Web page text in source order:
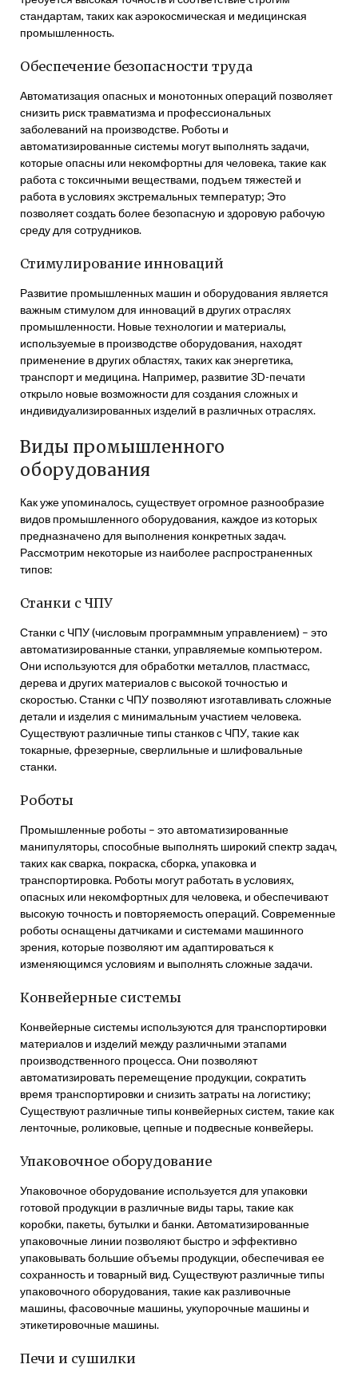
стандартам, таких как аэрокосмическая и медицинская
промышленность.
Обеспечение безопасности труда
Автоматизация опасных и монотонных операций позволяет
снизить риск травматизма и профессиональных
заболеваний на производстве. Роботы и
автоматизированные системы могут выполнять задачи,
которые опасны или некомфортны для человека, такие как
работа с токсичными веществами, подъем тяжестей и
работа в условиях экстремальных температур; Это
позволяет создать более безопасную и здоровую рабочую
среду для сотрудников.
Стимулирование инноваций
Развитие промышленных машин и оборудования является
важным стимулом для инноваций в других отраслях
промышленности. Новые технологии и материалы,
используемые в производстве оборудования, находят
применение в других областях, таких как энергетика,
транспорт и медицина. Например, развитие 3D-печати
открыло новые возможности для создания сложных и
индивидуализированных изделий в различных отраслях.
Виды промышленного
оборудования
Как уже упоминалось, существует огромное разнообразие
видов промышленного оборудования, каждое из которых
предназначено для выполнения конкретных задач.
Рассмотрим некоторые из наиболее распространенных
типов:
Станки с ЧПУ
Станки с ЧПУ (числовым программным управлением) – это
автоматизированные станки, управляемые компьютером.
Они используются для обработки металлов, пластмасс,
дерева и других материалов с высокой точностью и
скоростью. Станки с ЧПУ позволяют изготавливать сложные
детали и изделия с минимальным участием человека.
Существуют различные типы станков с ЧПУ, такие как
токарные, фрезерные, сверлильные и шлифовальные
станки.
Роботы
Промышленные роботы – это автоматизированные
манипуляторы, способные выполнять широкий спектр задач,
таких как сварка, покраска, сборка, упаковка и
транспортировка. Роботы могут работать в условиях,
опасных или некомфортных для человека, и обеспечивают
высокую точность и повторяемость операций. Современные
роботы оснащены датчиками и системами машинного
зрения, которые позволяют им адаптироваться к
изменяющимся условиям и выполнять сложные задачи.
Конвейерные системы
Конвейерные системы используются для транспортировки
материалов и изделий между различными этапами
производственного процесса. Они позволяют
автоматизировать перемещение продукции, сократить
время транспортировки и снизить затраты на логистику;
Существуют различные типы конвейерных систем, такие как
ленточные, роликовые, цепные и подвесные конвейеры.
Упаковочное оборудование
Упаковочное оборудование используется для упаковки
готовой продукции в различные виды тары, такие как
коробки, пакеты, бутылки и банки. Автоматизированные
упаковочные линии позволяют быстро и эффективно
упаковывать большие объемы продукции, обеспечивая ее
сохранность и товарный вид. Существуют различные типы
упаковочного оборудования, такие как разливочные
машины, фасовочные машины, укупорочные машины и
этикетировочные машины.
Печи и сушилки